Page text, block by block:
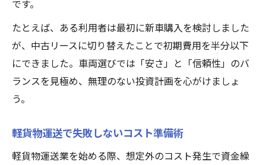
です。
たとえば、ある利用者は最初に新車購入を検討しました
が、中古リースに切り替えたことで初期費用を半分以下
にできました。車両選びでは「安さ」と「信頼性」のバ
ランスを見極め、無理のない投資計画を心がけましょ
う。
軽貨物運送で失敗しないコスト準備術
軽貨物運送業を始める際、想定外のコスト発生で資金繰